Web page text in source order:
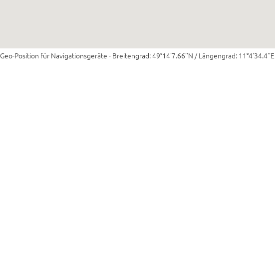
Geo-Position für Navigationsgeräte - Breitengrad: 49°14'7.66''N / Längengrad: 11°4'34.4''E